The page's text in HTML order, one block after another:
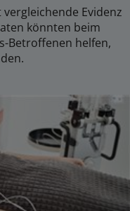
Evidenz
könnten beim
Betroffenen helfen,